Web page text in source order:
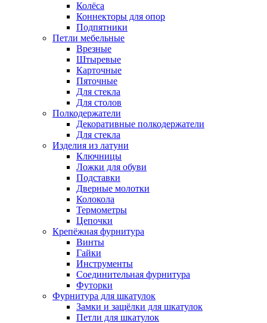
Колёса
Коннекторы для опор
Подпятники
Петли мебельные
Врезные
Штыревые
Карточные
Пяточные
Для стекла
Для столов
Полкодержатели
Декоративные полкодержатели
Для стекла
Изделия из латуни
Ключницы
Ложки для обуви
Подставки
Дверные молотки
Колокола
Термометры
Цепочки
Крепёжная фурнитура
Винты
Гайки
Инструменты
Соединительная фурнитура
Футорки
Фурнитура для шкатулок
Замки и защёлки для шкатулок
Петли для шкатулок